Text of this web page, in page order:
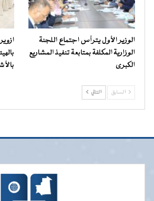
الوزير الأول يترأس اجتماع اللجنة
الوزارية المكلفة بمتابعة تنفيذ المشاريع
الكبرى
السابق التالي